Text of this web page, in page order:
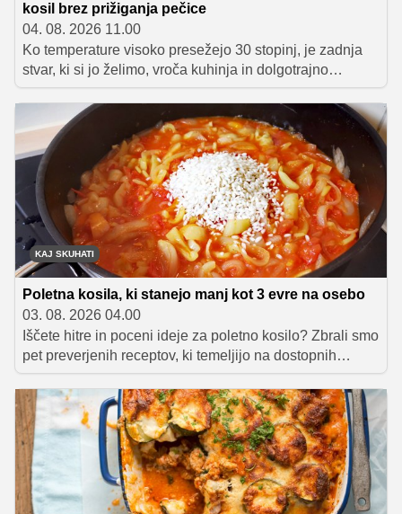
kosil brez prižiganja pečice
04. 08. 2026 11.00
Ko temperature visoko presežejo 30 stopinj, je zadnja
stvar, ki si jo želimo, vroča kuhinja in dolgotrajno
kuhanje. Pečica ostane ugasnjena, težke jedi pa
zamenjajo sveže, hitro pripravljene kombinacije, ki nas
nasitijo, a ne obremenijo.
KAJ SKUHATI
Poletna kosila, ki stanejo manj kot 3 evre na osebo
03. 08. 2026 04.00
Iščete hitre in poceni ideje za poletno kosilo? Zbrali smo
pet preverjenih receptov, ki temeljijo na dostopnih
sestavinah z vrta in iz shrambe. Preprosta navodila vam
bodo pomagala pripraviti odlične obroke brez
zapletenega kuhanja med tednom.